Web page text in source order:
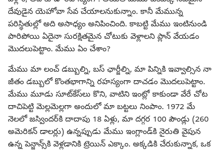
దేవుడైన యెహోవా సేవ చేయాలనుకున్నాం. కానీ మేమున్న
పరిస్థితుల్లో అది అసాధ్యం అనిపించింది. కాబట్టి మేము ఇంటినుండి
పారిపోయి ఏదైనా సురక్షితమైన చోటుకు వెళ్లాలని ప్లాన్‌ వేయడం
మొదలుపెట్టాం. మేము ఏం చేశాం?
మేము మా లంచ్‌ డబ్బుల్ని, బస్‌ ఛార్జీల్ని, మా పిన్నికి ఇవ్వాల్సిన నా
జీతం డబ్బులో కొంతభాగాన్ని రహస్యంగా దాచడం మొదలుపెట్టాం.
మేము మూడు సూట్‌కేస్‌లు కొని, వాటిని ఇంట్లో కాకుండా వేరే చోట
దాచిపెట్టి మెల్లమెల్లగా అందులో మా బట్టలు నింపాం. 1972 మే
నెలలో జస్విందర్‌కి దాదాపు 18 ఏళ్లు, మా దగ్గర 100 పౌండ్లు (260
అమెరికన్‌ డాలర్లు) ఉన్నప్పుడు మేము ఇంగ్లాండ్‌కి నైరుతి వైపున
ఉన్న పెన్జాన్స్‌కి వెళ్లడానికి ట్రెయిన్‌ ఎక్కాం. అక్కడికి చేరుకున్నాక, ఒక